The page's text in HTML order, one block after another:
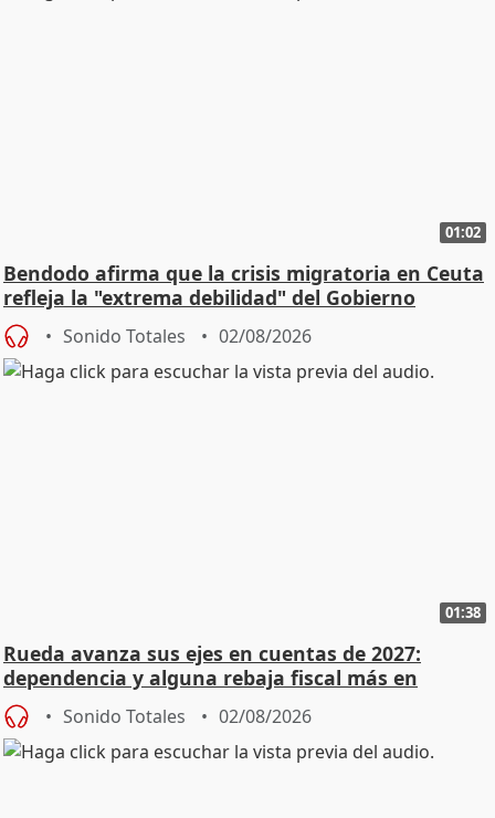
01:02
Bendodo afirma que la crisis migratoria en Ceuta
refleja la "extrema debilidad" del Gobierno
Sonido Totales 02/08/2026
01:38
Rueda avanza sus ejes en cuentas de 2027:
dependencia y alguna rebaja fiscal más en
vivienda
Sonido Totales 02/08/2026